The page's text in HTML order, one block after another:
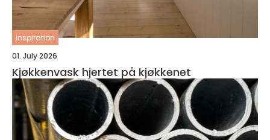
inspiration
01. July 2026
Kjøkkenvask hjertet på kjøkkenet